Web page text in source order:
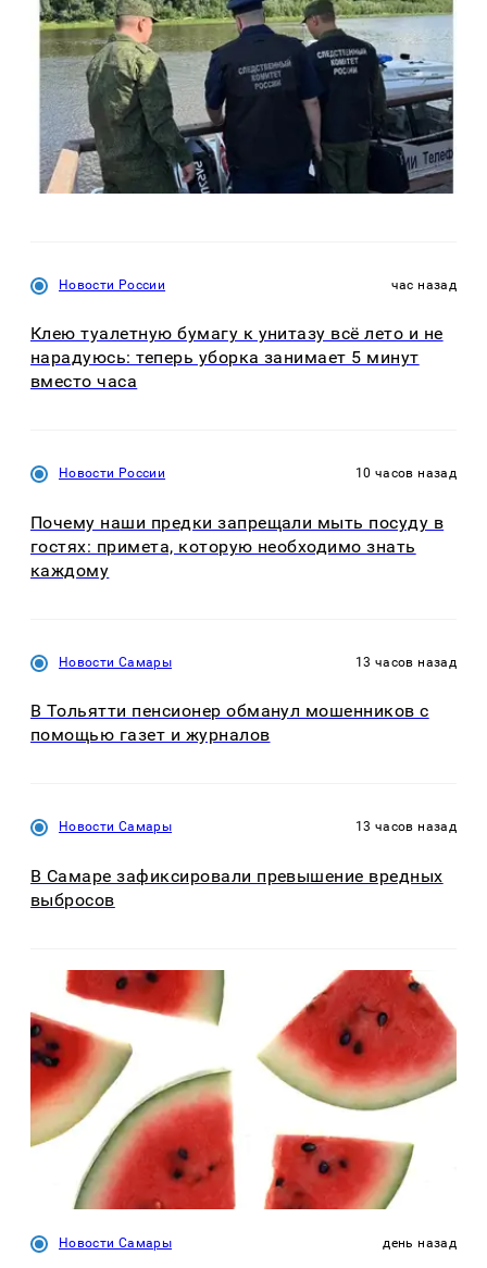
Новости России час назад
Клею туалетную бумагу к унитазу всё лето и не
нарадуюсь: теперь уборка занимает 5 минут
вместо часа
Новости России 10 часов назад
Почему наши предки запрещали мыть посуду в
гостях: примета, которую необходимо знать
каждому
Новости Самары 13 часов назад
В Тольятти пенсионер обманул мошенников с
помощью газет и журналов
Новости Самары 13 часов назад
В Самаре зафиксировали превышение вредных
выбросов
Новости Самары день назад